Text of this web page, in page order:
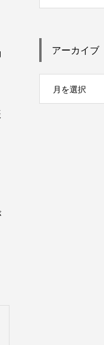
アーカイブ
月を選択